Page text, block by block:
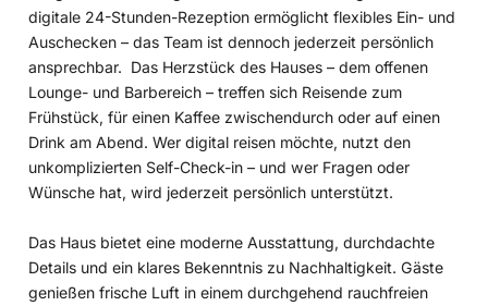
digitale 24-Stunden-Rezeption ermöglicht flexibles Ein- und
Auschecken – das Team ist dennoch jederzeit persönlich
ansprechbar. Das Herzstück des Hauses – dem offenen
Lounge- und Barbereich – treffen sich Reisende zum
Frühstück, für einen Kaffee zwischendurch oder auf einen
Drink am Abend. Wer digital reisen möchte, nutzt den
unkomplizierten Self-Check-in – und wer Fragen oder
Wünsche hat, wird jederzeit persönlich unterstützt.
Das Haus bietet eine moderne Ausstattung, durchdachte
Details und ein klares Bekenntnis zu Nachhaltigkeit. Gäste
genießen frische Luft in einem durchgehend rauchfreien